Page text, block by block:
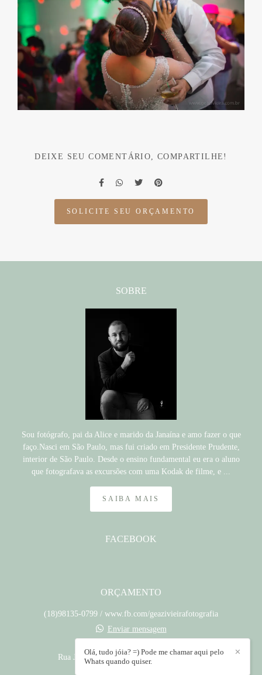
DEIXE SEU COMENTÁRIO, COMPARTILHE!
SOLICITE SEU ORÇAMENTO
SOBRE
Sou fotógrafo, pai da Alice e marido da Janaína e amo fazer o que
faço.Nasci em São Paulo, mas fui criado em Presidente Prudente,
interior de São Paulo. Desde o ensino fundamental eu era o aluno
que fotografava as excursões com uma Kodak de filme, e ...
SAIBA MAIS
FACEBOOK
ORÇAMENTO
(18)98135-0799 / www.fb.com/geazivieirafotografia
Enviar mensagem
Rua José Pinheiro, 182 - Jardim Santa Clara
✕
Olá, tudo jóia? =) Pode me chamar aqui pelo
Whats quando quiser.